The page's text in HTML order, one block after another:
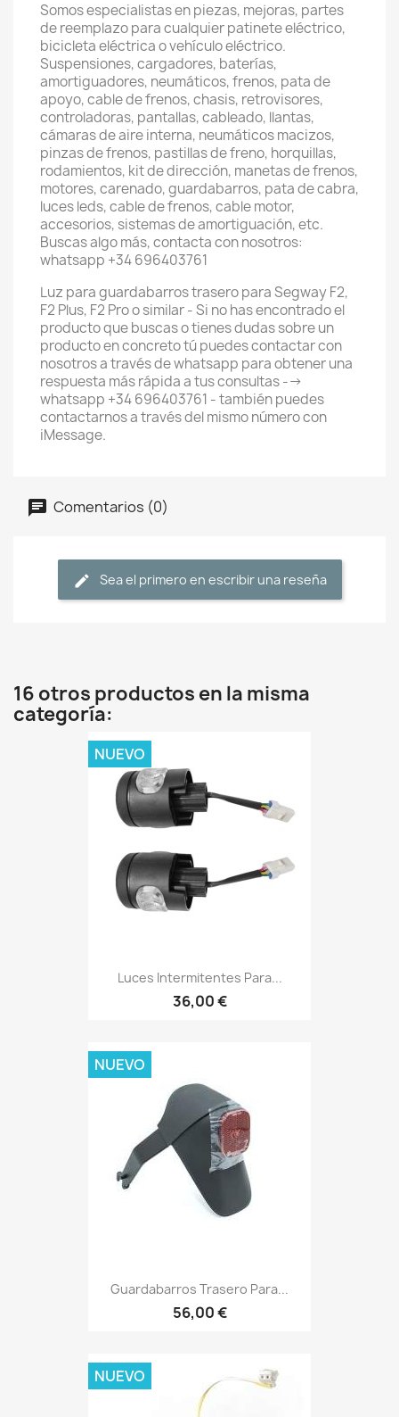
Somos especialistas en piezas, mejoras, partes
de reemplazo para cualquier patinete eléctrico,
bicicleta eléctrica o vehículo eléctrico.
Suspensiones, cargadores, baterías,
amortiguadores, neumáticos, frenos, pata de
apoyo, cable de frenos, chasis, retrovisores,
controladoras, pantallas, cableado, llantas,
cámaras de aire interna, neumáticos macizos,
pinzas de frenos, pastillas de freno, horquillas,
rodamientos, kit de dirección, manetas de frenos,
motores, carenado, guardabarros, pata de cabra,
luces leds, cable de frenos, cable motor,
accesorios, sistemas de amortiguación, etc.
Buscas algo más, contacta con nosotros:
whatsapp +34 696403761
Luz para guardabarros trasero para Segway F2,
F2 Plus, F2 Pro o similar - Si no has encontrado el
producto que buscas o tienes dudas sobre un
producto en concreto tú puedes contactar con
nosotros a través de whatsapp para obtener una
respuesta más rápida a tus consultas -->
whatsapp +34 696403761 - también puedes
contactarnos a través del mismo número con
iMessage.
Comentarios (0)
Sea el primero en escribir una reseña
16 otros productos en la misma
categoría:
Luces Intermitentes Para...
36,00 €
NUEVO
Guardabarros Trasero Para...
56,00 €
NUEVO
NUEVO